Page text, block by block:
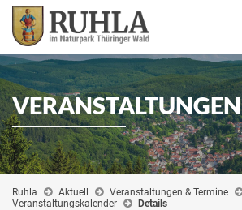
VERANSTALTUNGEN
Ruhla Aktuell
Veranstaltungen & Termine
Veranstaltungskalender
Details